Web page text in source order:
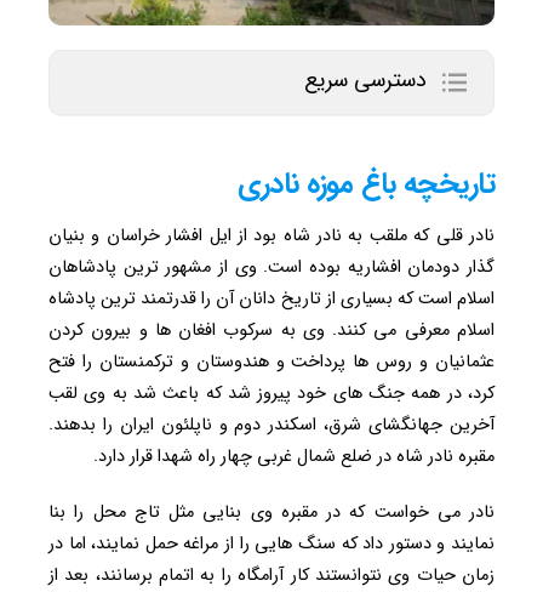
دسترسی سریع
تاریخچه باغ موزه نادری
نادر قلی که ملقب به نادر شاه بود از ایل افشار خراسان و بنیان
گذار دودمان افشاریه بوده است. وی از مشهور ترین پادشاهان
اسلام است که بسیاری از تاریخ دانان آن را قدرتمند ترین پادشاه
اسلام معرفی می کنند. وی به سرکوب افغان ها و بیرون کردن
عثمانیان و روس ها پرداخت و هندوستان و ترکمنستان را فتح
کرد، در همه جنگ های خود پیروز شد که باعث شد به وی لقب
آخرین جهانگشای شرق، اسکندر دوم و ناپلئون ایران را بدهند.
مقبره نادر شاه در ضلع شمال غربی چهار راه شهدا قرار دارد.
نادر می خواست که در مقبره وی بنایی مثل تاج محل را بنا
نمایند و دستور داد که سنگ هایی را از مراغه حمل نمایند، اما در
زمان حیات وی نتوانستند کار آرامگاه را به اتمام برسانند، بعد از